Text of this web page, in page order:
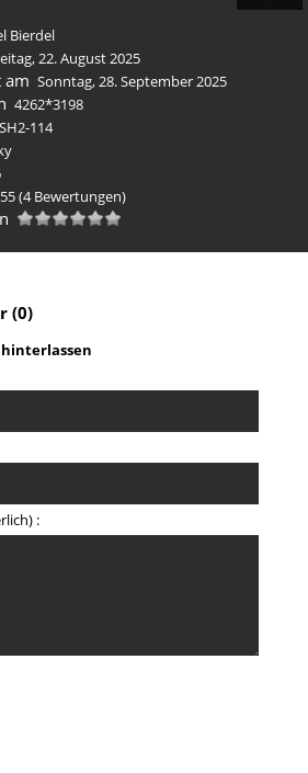
Bierdel
22. August 2025
am Sonntag, 28. September 2025
4262*3198
SH2-114
(4 Bewertungen)
(0)
: